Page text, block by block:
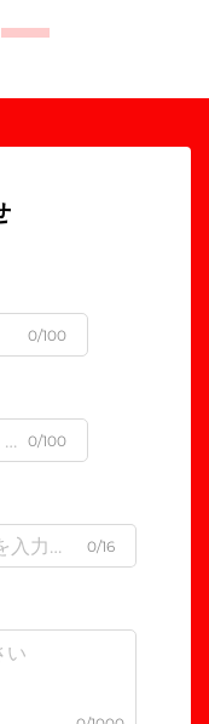
0/100
0/100
0/16